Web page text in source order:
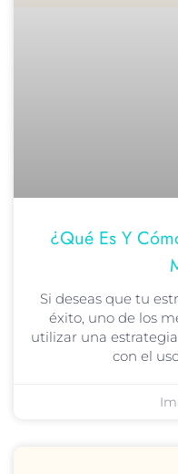
¿Qué Es Y
Si deseas que tu
éxito, uno de los
utilizar una
con el